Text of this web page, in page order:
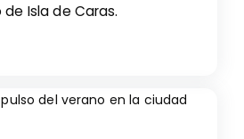
Isla de Caras.